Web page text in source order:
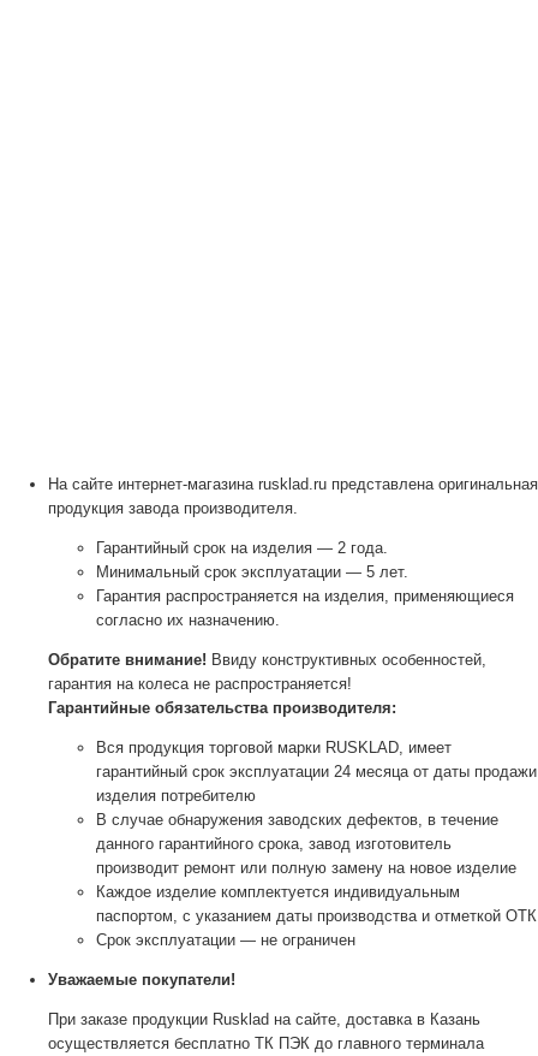
На сайте интернет-магазина rusklad.ru представлена оригинальная
продукция завода производителя.
Гарантийный срок на изделия — 2 года.
Минимальный срок эксплуатации — 5 лет.
Гарантия распространяется на изделия, применяющиеся
согласно их назначению.
Обратите внимание! Ввиду конструктивных особенностей,
гарантия на колеса не распространяется!
Гарантийные обязательства производителя:
Вся продукция торговой марки RUSKLAD, имеет
гарантийный срок эксплуатации 24 месяца от даты продажи
изделия потребителю
В случае обнаружения заводских дефектов, в течение
данного гарантийного срока, завод изготовитель
производит ремонт или полную замену на новое изделие
Каждое изделие комплектуется индивидуальным
паспортом, с указанием даты производства и отметкой ОТК
Срок эксплуатации — не ограничен
Уважаемые покупатели!
При заказе продукции Rusklad на сайте, доставка в Казань
осуществляется бесплатно ТК ПЭК до главного терминала